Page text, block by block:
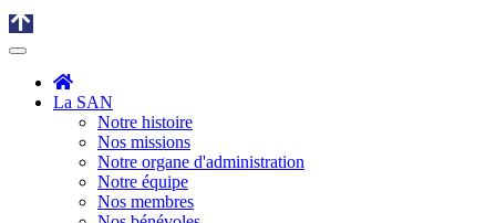
La SAN
Notre histoire
Nos missions
Notre organe d'administration
Notre équipe
Nos membres